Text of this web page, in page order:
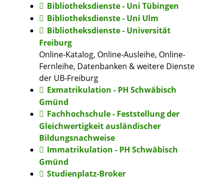
Bibliotheksdienste - Uni Tübingen
Bibliotheksdienste - Uni Ulm
Bibliotheksdienste - Universität
Freiburg
Online-Katalog, Online-Ausleihe, Online-
Fernleihe, Datenbanken & weitere Dienste
der UB-Freiburg
Exmatrikulation - PH Schwäbisch
Gmünd
Fachhochschule - Feststellung der
Gleichwertigkeit ausländischer
Bildungsnachweise
Immatrikulation - PH Schwäbisch
Gmünd
Studienplatz-Broker